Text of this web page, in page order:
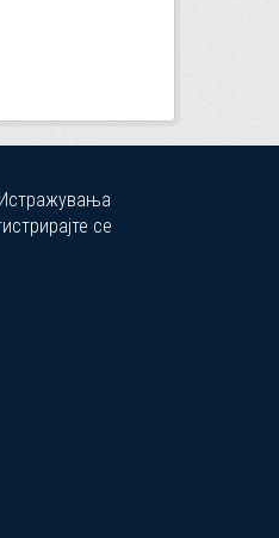
Истражувања
се